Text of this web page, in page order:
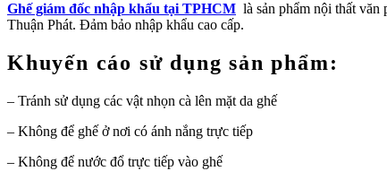
Ghế giám đốc nhập khẩu tại TPHCM là sản phẩm nội thất
Thuận Phát. Đảm bảo nhập khẩu cao cấp.
Khuyến cáo sử dụng sản phẩm:
– Tránh sử dụng các vật nhọn cà lên mặt da ghế
– Không để ghế ở nơi có ánh nắng trực tiếp
– Không để nước đổ trực tiếp vào ghế